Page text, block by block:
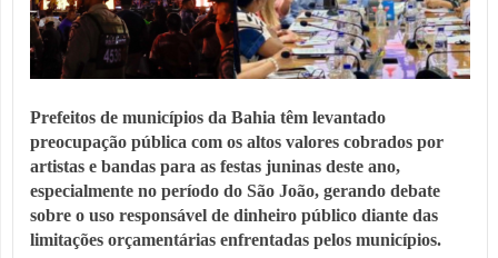
Prefeitos de municípios da Bahia têm levantado
preocupação pública com os altos valores cobrados por
artistas e bandas para as festas juninas deste ano,
especialmente no período do São João, gerando debate
sobre o uso responsável de dinheiro público diante das
limitações orçamentárias enfrentadas pelos municípios.